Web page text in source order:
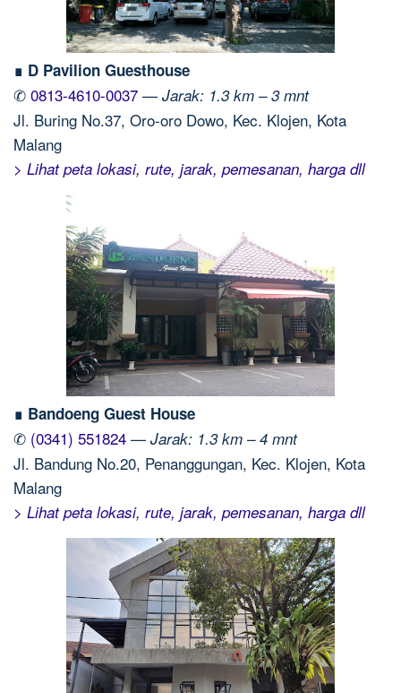
∎ D Pavilion Guesthouse
✆ 0813-4610-0037 — Jarak: 1.3 km – 3 mnt
Jl. Buring No.37, Oro-oro Dowo, Kec. Klojen, Kota
Malang
> Lihat peta lokasi, rute, jarak, pemesanan, harga dll
∎ Bandoeng Guest House
✆ (0341) 551824 — Jarak: 1.3 km – 4 mnt
Jl. Bandung No.20, Penanggungan, Kec. Klojen, Kota
Malang
> Lihat peta lokasi, rute, jarak, pemesanan, harga dll